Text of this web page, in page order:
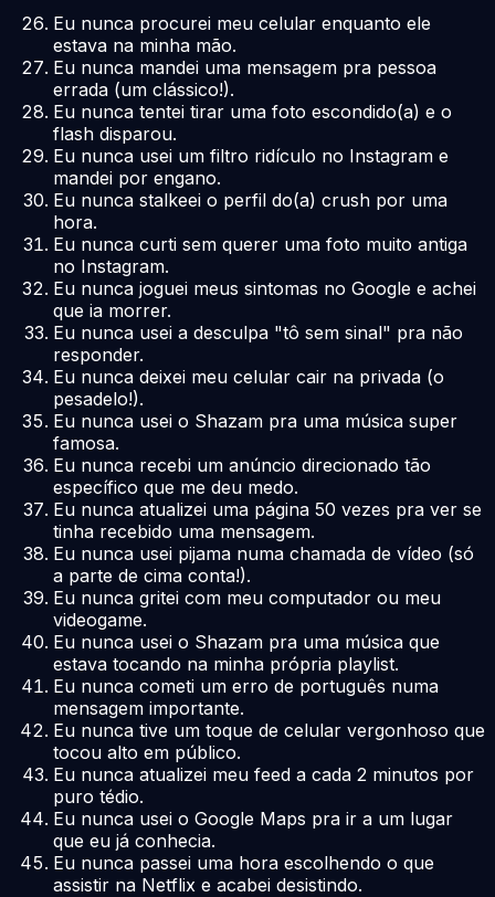
Eu nunca procurei meu celular enquanto ele
estava na minha mão.
Eu nunca mandei uma mensagem pra pessoa
errada (um clássico!).
Eu nunca tentei tirar uma foto escondido(a) e o
flash disparou.
Eu nunca usei um filtro ridículo no Instagram e
mandei por engano.
Eu nunca stalkeei o perfil do(a) crush por uma
hora.
Eu nunca curti sem querer uma foto muito antiga
no Instagram.
Eu nunca joguei meus sintomas no Google e achei
que ia morrer.
Eu nunca usei a desculpa "tô sem sinal" pra não
responder.
Eu nunca deixei meu celular cair na privada (o
pesadelo!).
Eu nunca usei o Shazam pra uma música super
famosa.
Eu nunca recebi um anúncio direcionado tão
específico que me deu medo.
Eu nunca atualizei uma página 50 vezes pra ver se
tinha recebido uma mensagem.
Eu nunca usei pijama numa chamada de vídeo (só
a parte de cima conta!).
Eu nunca gritei com meu computador ou meu
videogame.
Eu nunca usei o Shazam pra uma música que
estava tocando na minha própria playlist.
Eu nunca cometi um erro de português numa
mensagem importante.
Eu nunca tive um toque de celular vergonhoso que
tocou alto em público.
Eu nunca atualizei meu feed a cada 2 minutos por
puro tédio.
Eu nunca usei o Google Maps pra ir a um lugar
que eu já conhecia.
Eu nunca passei uma hora escolhendo o que
assistir na Netflix e acabei desistindo.